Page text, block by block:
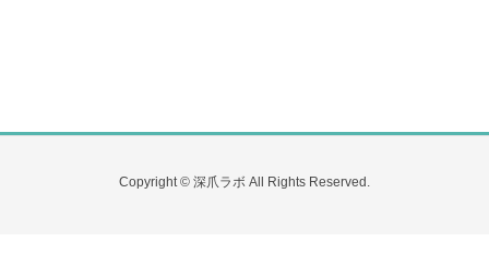
Copyright © 深爪ラボ All Rights Reserved.